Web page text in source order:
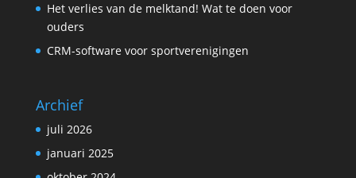
Het verlies van de melktand! Wat te doen voor
ouders
CRM-software voor sportverenigingen
Archief
juli 2026
januari 2025